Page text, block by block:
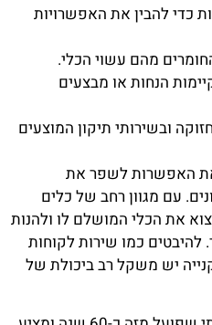
כדי להבין את האפשרויות
מהם עשוי הכלי.
הנחות או מבצעים
ובשירותי תיקון המוצעים
את האפשרות לשפר את
עם מגוון רחב של כלים
את הכלי המושלם לו ולהנות
להיבטים כמו שירות לקוחות
יש משקל רב ביכולת של